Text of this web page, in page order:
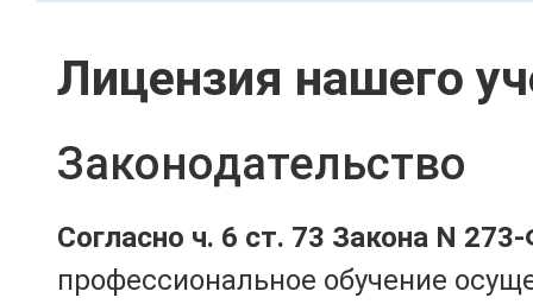
Лицензия нашего
Законодательство
Согласно ч. 6 ст. 73 Закона N
профессиональное обучение